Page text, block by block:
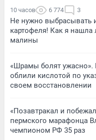
10 часов 6 774 3
Не нужно выбрасывать
картофеля! Как я нашла
малины
«Шрамы болят ужасно».
облили кислотой по
своем восстановлении
«Позавтракал и
пермского марафонца
чемпионом РФ 35 раз